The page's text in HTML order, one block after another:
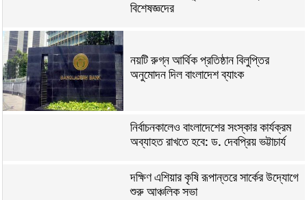
বিশেষজ্ঞদের
নয়টি রুগ্ন আর্থিক প্রতিষ্ঠান বিলুপ্তির
অনুমোদন দিল বাংলাদেশ ব্যাংক
নির্বাচনকালেও বাংলাদেশের সংস্কার কার্যক্রম
অব্যাহত রাখতে হবে: ড. দেবপ্রিয় ভট্টাচার্য
দক্ষিণ এশিয়ার কৃষি রূপান্তরে সার্কের উদ্যোগে
শুরু আঞ্চলিক সভা